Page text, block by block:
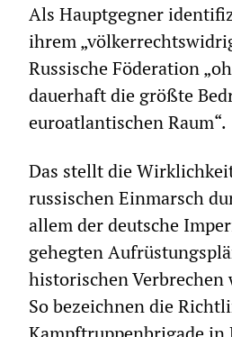
Als Hauptgegner
ihrem
Russische Föderation
dauerhaft die größte
euroatlantischen Raum“.
Das stellt die
russischen Einmarsch
allem der deutsche
gehegten
historischen
So bezeichnen die